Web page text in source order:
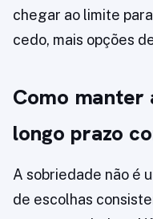
chegar ao limite
cedo, mais opções
Como manter
longo prazo
A sobriedade não é
de escolhas